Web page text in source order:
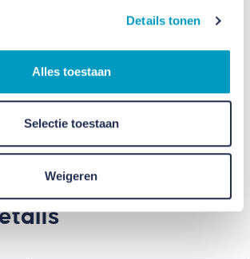
Details tonen
Alles toestaan
Selectie toestaan
Weigeren